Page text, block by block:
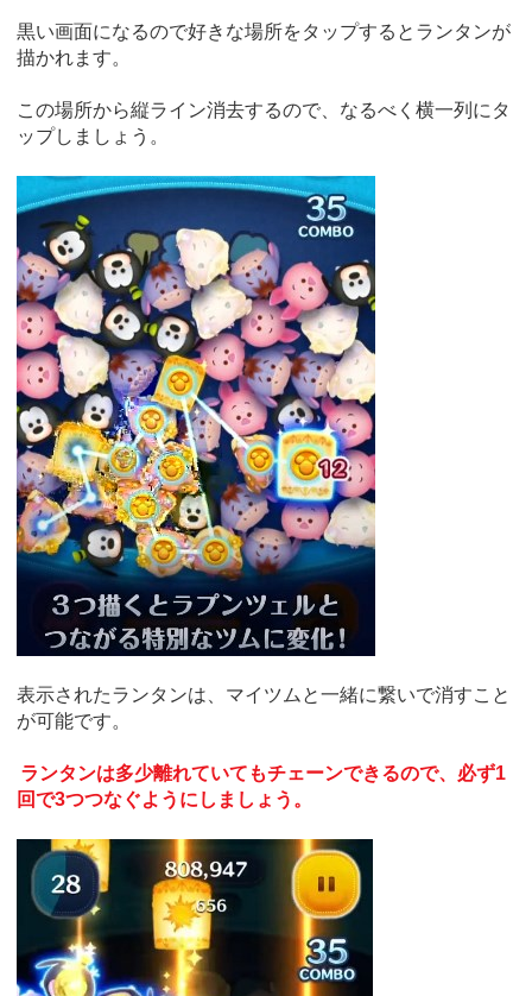
黒い画面になるので好きな場所をタップするとランタンが
描かれます。
この場所から縦ライン消去するので、なるべく横一列にタ
ップしましょう。
表示されたランタンは、マイツムと一緒に繋いで消すこと
が可能です。
ランタンは多少離れていてもチェーンできるので、必ず1
回で3つつなぐようにしましょう。